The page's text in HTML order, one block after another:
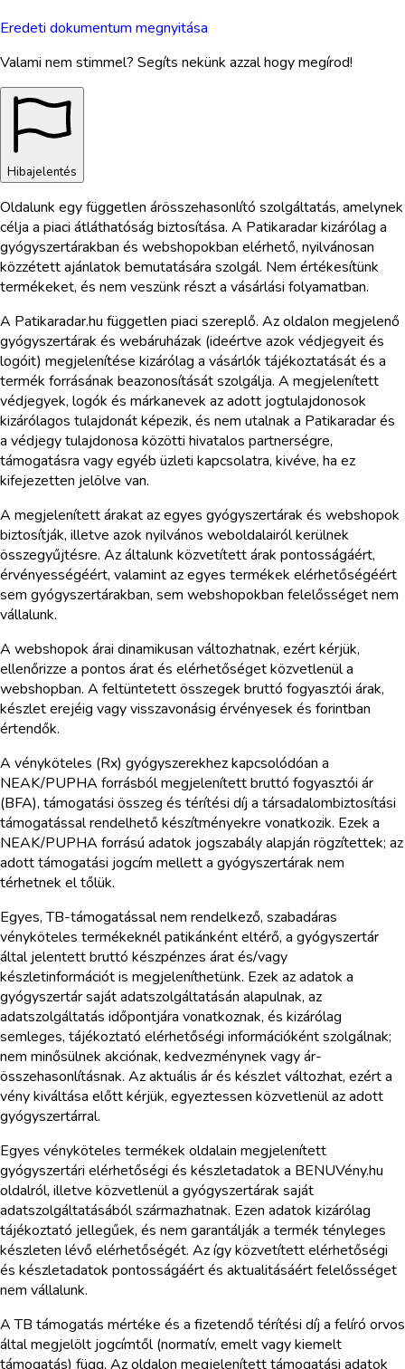
Eredeti dokumentum megnyitása
Valami nem stimmel? Segíts nekünk azzal hogy megírod!
Hibajelentés
Oldalunk egy független árösszehasonlító szolgáltatás, amelynek
célja a piaci átláthatóság biztosítása. A Patikaradar kizárólag a
gyógyszertárakban és webshopokban elérhető, nyilvánosan
közzétett ajánlatok bemutatására szolgál. Nem értékesítünk
termékeket, és nem veszünk részt a vásárlási folyamatban.
A Patikaradar.hu független piaci szereplő. Az oldalon megjelenő
gyógyszertárak és webáruházak (ideértve azok védjegyeit és
logóit) megjelenítése kizárólag a vásárlók tájékoztatását és a
termék forrásának beazonosítását szolgálja. A megjelenített
védjegyek, logók és márkanevek az adott jogtulajdonosok
kizárólagos tulajdonát képezik, és nem utalnak a Patikaradar és
a védjegy tulajdonosa közötti hivatalos partnerségre,
támogatásra vagy egyéb üzleti kapcsolatra, kivéve, ha ez
kifejezetten jelölve van.
A megjelenített árakat az egyes gyógyszertárak és webshopok
biztosítják, illetve azok nyilvános weboldalairól kerülnek
összegyűjtésre. Az általunk közvetített árak pontosságáért,
érvényességéért, valamint az egyes termékek elérhetőségéért
sem gyógyszertárakban, sem webshopokban felelősséget nem
vállalunk.
A webshopok árai dinamikusan változhatnak, ezért kérjük,
ellenőrizze a pontos árat és elérhetőséget közvetlenül a
webshopban. A feltüntetett összegek bruttó fogyasztói árak,
készlet erejéig vagy visszavonásig érvényesek és forintban
értendők.
A vényköteles (Rx) gyógyszerekhez kapcsolódóan a
NEAK/PUPHA forrásból megjelenített bruttó fogyasztói ár
(BFA), támogatási összeg és térítési díj a társadalombiztosítási
támogatással rendelhető készítményekre vonatkozik. Ezek a
NEAK/PUPHA forrású adatok jogszabály alapján rögzítettek; az
adott támogatási jogcím mellett a gyógyszertárak nem
térhetnek el tőlük.
Egyes, TB-támogatással nem rendelkező, szabadáras
vényköteles termékeknél patikánként eltérő, a gyógyszertár
által jelentett bruttó készpénzes árat és/vagy
készletinformációt is megjeleníthetünk. Ezek az adatok a
gyógyszertár saját adatszolgáltatásán alapulnak, az
adatszolgáltatás időpontjára vonatkoznak, és kizárólag
semleges, tájékoztató elérhetőségi információként szolgálnak;
nem minősülnek akciónak, kedvezménynek vagy ár-
összehasonlításnak. Az aktuális ár és készlet változhat, ezért a
vény kiváltása előtt kérjük, egyeztessen közvetlenül az adott
gyógyszertárral.
Egyes vényköteles termékek oldalain megjelenített
gyógyszertári elérhetőségi és készletadatok a BENUVény.hu
oldalról, illetve közvetlenül a gyógyszertárak saját
adatszolgáltatásából származhatnak. Ezen adatok kizárólag
tájékoztató jellegűek, és nem garantálják a termék tényleges
készleten lévő elérhetőségét. Az így közvetített elérhetőségi
és készletadatok pontosságáért és aktualitásáért felelősséget
nem vállalunk.
A TB támogatás mértéke és a fizetendő térítési díj a felíró orvos
által megjelölt jogcímtől (normatív, emelt vagy kiemelt
támogatás) függ. Az oldalon megjelenített támogatási adatok